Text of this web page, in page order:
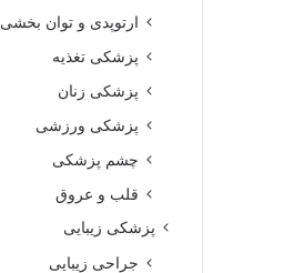
ارتوپدی و توان بخشی
پزشکی تغذیه
پزشکی زنان
پزشکی ورزشی
چشم پزشکی
قلب و عروق
پزشکی زیبایی
جراحی زیبایی